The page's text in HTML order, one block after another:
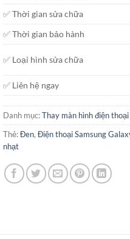
✅ Thời gian sửa chữa
✅ Thời gian bảo hành
✅ Loại hình sửa chữa
✅ Liên hệ ngay
Danh mục:Thay màn hình điện thoại
Thẻ:Đen, Điện thoại Samsung
nhạt